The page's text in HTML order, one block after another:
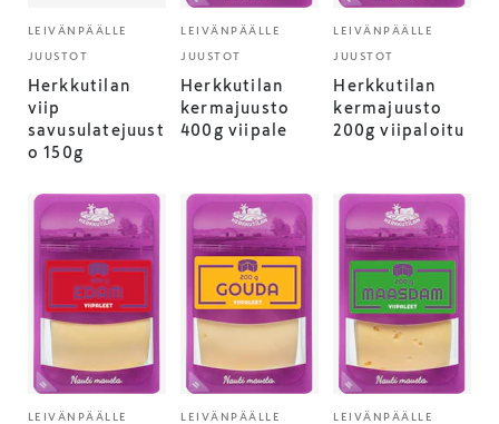
LEIVÄNPÄÄLLE
JUUSTOT
Herkkutilan
viip
savusulatejuust
o 150g
LEIVÄNPÄÄLLE
JUUSTOT
Herkkutilan
kermajuusto
400g viipale
LEIVÄNPÄÄLLE
JUUSTOT
Herkkutilan
kermajuusto
200g viipaloitu
LEIVÄNPÄÄLLE LEIVÄNPÄÄLLE LEIVÄNPÄÄLLE